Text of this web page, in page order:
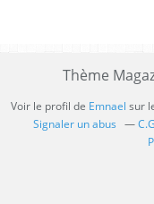
Thème
Voir le profil de Emnael sur
Signaler un abus